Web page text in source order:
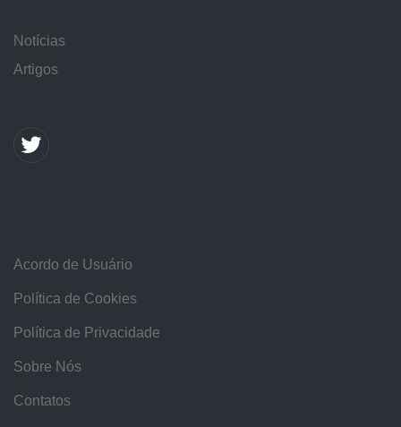
Notícias
Artigos
Acordo de Usuário
Política de Cookies
Política de Privacidade
Sobre Nós
Contatos